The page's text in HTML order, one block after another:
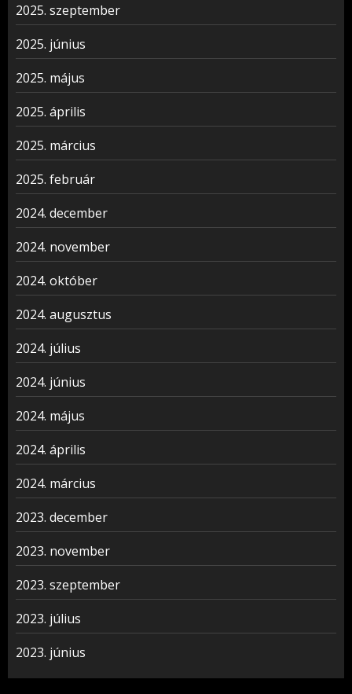
2025. szeptember
2025. június
2025. május
2025. április
2025. március
2025. február
2024. december
2024. november
2024. október
2024. augusztus
2024. július
2024. június
2024. május
2024. április
2024. március
2023. december
2023. november
2023. szeptember
2023. július
2023. június